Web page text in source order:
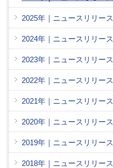
2025年｜ニュースリリース
2024年｜ニュースリリース
2023年｜ニュースリリース
2022年｜ニュースリリース
2021年｜ニュースリリース
2020年｜ニュースリリース
2019年｜ニュースリリース
2018年｜ニュースリリース